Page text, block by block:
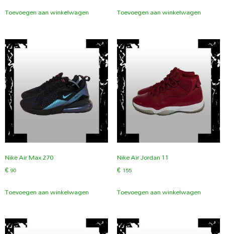
Toevoegen aan winkelwagen Toevoegen aan winkelwagen
Nike Air Max 270
€90
Toevoegen aan winkelwagen
Nike Air Jordan 11
€155
Toevoegen aan winkelwagen